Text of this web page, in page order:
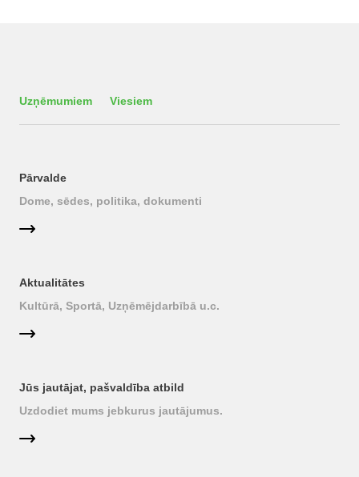
Uzņēmumiem Viesiem
Pārvalde
Dome, sēdes, politika, dokumenti
Aktualitātes
Kultūrā, Sportā, Uzņēmējdarbībā u.c.
Jūs jautājat, pašvaldība atbild
Uzdodiet mums jebkurus jautājumus.